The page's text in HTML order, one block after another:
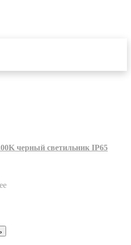
черный светильник IP65